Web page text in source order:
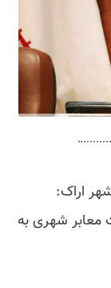
اراک:
شهری به